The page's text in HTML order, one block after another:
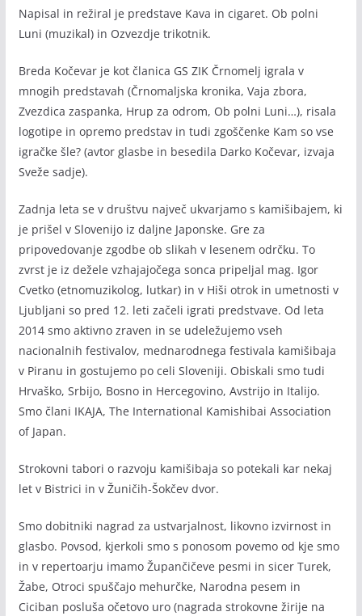
Napisal in režiral je predstave Kava in cigaret. Ob polni
Luni (muzikal) in Ozvezdje trikotnik.
Breda Kočevar je kot članica GS ZIK Črnomelj igrala v
mnogih predstavah (Črnomaljska kronika, Vaja zbora,
Zvezdica zaspanka, Hrup za odrom, Ob polni Luni…), risala
logotipe in opremo predstav in tudi zgoščenke Kam so vse
igračke šle? (avtor glasbe in besedila Darko Kočevar, izvaja
Sveže sadje).
Zadnja leta se v društvu največ ukvarjamo s kamišibajem, ki
je prišel v Slovenijo iz daljne Japonske. Gre za
pripovedovanje zgodbe ob slikah v lesenem odrčku. To
zvrst je iz dežele vzhajajočega sonca pripeljal mag. Igor
Cvetko (etnomuzikolog, lutkar) in v Hiši otrok in umetnosti v
Ljubljani so pred 12. leti začeli igrati predstvave. Od leta
2014 smo aktivno zraven in se udeležujemo vseh
nacionalnih festivalov, mednarodnega festivala kamišibaja
v Piranu in gostujemo po celi Sloveniji. Obiskali smo tudi
Hrvaško, Srbijo, Bosno in Hercegovino, Avstrijo in Italijo.
Smo člani IKAJA, The International Kamishibai Association
of Japan.
Strokovni tabori o razvoju kamišibaja so potekali kar nekaj
let v Bistrici in v Žuničih-Šokčev dvor.
Smo dobitniki nagrad za ustvarjalnost, likovno izvirnost in
glasbo. Povsod, kjerkoli smo s ponosom povemo od kje smo
in v repertoarju imamo Župančičeve pesmi in sicer Turek,
Žabe, Otroci spuščajo mehurčke, Narodna pesem in
Ciciban posluša očetovo uro (nagrada strokovne žirije na